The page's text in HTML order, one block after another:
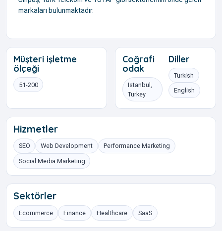
markaları bulunmaktadır.
Müşteri işletme
ölçeği
51-200
Coğrafi
odak
Istanbul,
Turkey
Diller
Turkish
English
Hizmetler
SEO Web Development Performance Marketing
Social Media Marketing
Sektörler
Ecommerce Finance Healthcare SaaS